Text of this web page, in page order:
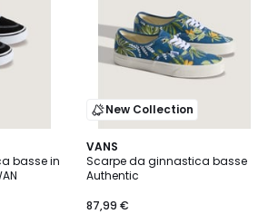
basse in
New Collection
VANS
Scarpe da ginnastica basse
Authentic
87,99 €